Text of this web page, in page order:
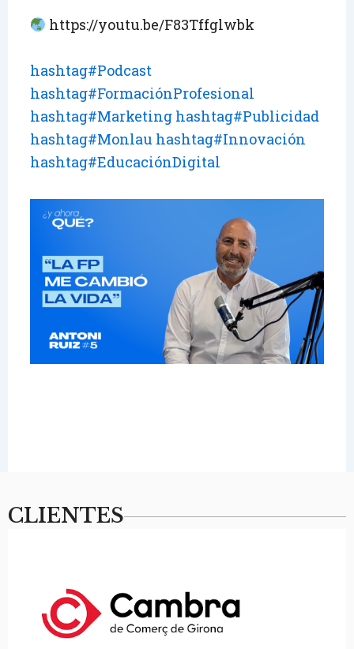
https://youtu.be/F83Tffglwbk
hashtag#Podcast
hashtag#FormaciónProfesional
hashtag#Marketing hashtag#Publicidad
hashtag#Monlau hashtag#Innovación
hashtag#EducaciónDigital
CLIENTES